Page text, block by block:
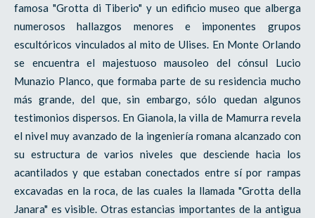
famosa "Grotta di Tiberio" y un edificio museo que alberga
numerosos hallazgos menores e imponentes grupos
escultóricos vinculados al mito de Ulises. En Monte Orlando
se encuentra el majestuoso mausoleo del cónsul Lucio
Munazio Planco, que formaba parte de su residencia mucho
más grande, del que, sin embargo, sólo quedan algunos
testimonios dispersos. En Gianola, la villa de Mamurra revela
el nivel muy avanzado de la ingeniería romana alcanzado con
su estructura de varios niveles que desciende hacia los
acantilados y que estaban conectados entre sí por rampas
excavadas en la roca, de las cuales la llamada "Grotta della
Janara" es visible. Otras estancias importantes de la antigua